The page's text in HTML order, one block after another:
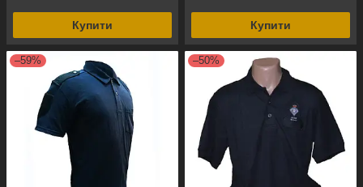
Купити Купити
–59% –50%